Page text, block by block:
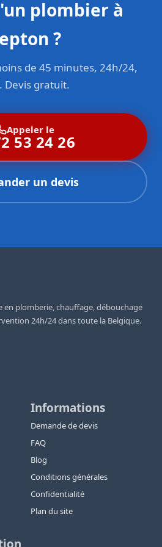
plombier à
?
de 45 minutes, 24h/24,
Devis gratuit.
Appeler le
53 24 26
un devis
en plomberie, chauffage, débouchage
24h/24 dans toute la Belgique.
Informations
Demande de devis
FAQ
Blog
Conditions générales
Confidentialité
Plan du site